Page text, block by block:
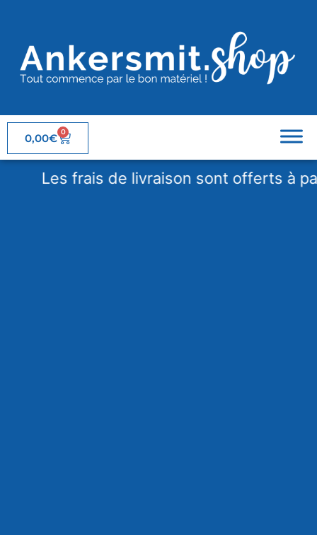
0,00€ 0
Les frais de livraison sont offerts à partir